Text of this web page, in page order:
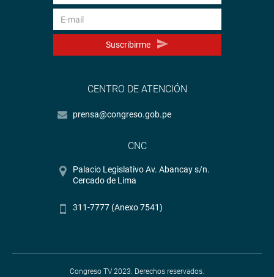
Suscribirme
CENTRO DE ATENCIÓN
prensa@congreso.gob.pe
CNC
Palacio Legislativo Av. Abancay s/n.
Cercado de Lima
311-7777 (Anexo 7541)
Congreso TV 2023. Derechos reservados.